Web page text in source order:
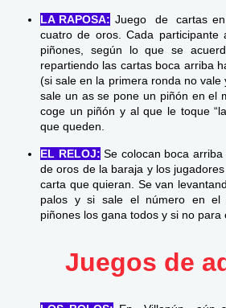
LA RAPOSA: Juego de cartas en
cuatro de oros. Cada
piñones, según lo que se
repartiendo las cartas boca arriba
(si sale en la primera ronda no
sale un as se pone un piñón en el
coge un piñón y al que le toque
que queden.
EL RELOJ: Se colocan boca
de oros de la baraja y los
carta que quieran. Se van
palos y si sale el número en el
piñones los gana todos y si no para
Juegos de